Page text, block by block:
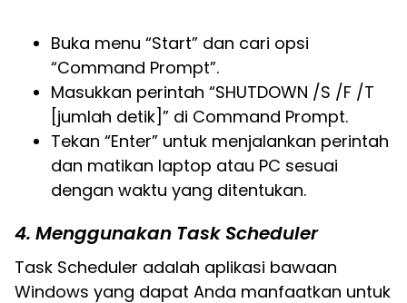
Buka menu “Start” dan cari opsi
“Command Prompt”.
Masukkan perintah “SHUTDOWN /S /F /T
[jumlah detik]” di Command Prompt.
Tekan “Enter” untuk menjalankan perintah
dan matikan laptop atau PC sesuai
dengan waktu yang ditentukan.
4. Menggunakan Task Scheduler
Task Scheduler adalah aplikasi bawaan
Windows yang dapat Anda manfaatkan untuk